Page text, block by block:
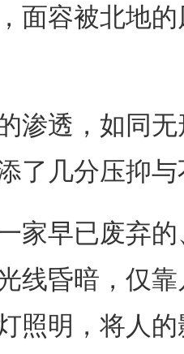
面容被北地
透，如同无
了几分压抑
早已废弃的
线昏暗，仅
照明，将人